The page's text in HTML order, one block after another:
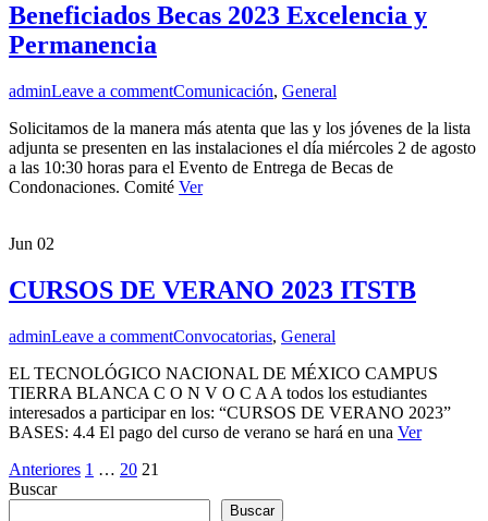
Beneficiados Becas 2023 Excelencia y
Permanencia
adminLeave a commentComunicación, General
Solicitamos de la manera más atenta que las y los jóvenes de la lista
adjunta se presenten en las instalaciones el día miércoles 2 de agosto
a las 10:30 horas para el Evento de Entrega de Becas de
Condonaciones. Comité Ver
Jun 02
CURSOS DE VERANO 2023 ITSTB
adminLeave a commentConvocatorias, General
EL TECNOLÓGICO NACIONAL DE MÉXICO CAMPUS
TIERRA BLANCA C O N V O C A A todos los estudiantes
interesados a participar en los: “CURSOS DE VERANO 2023”
BASES: 4.4 El pago del curso de verano se hará en una Ver
Paginación
de
Anteriores 1 … 20 21
Buscar
Buscar